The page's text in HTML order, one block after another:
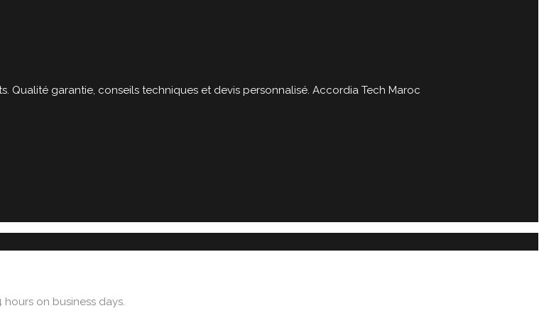
garantie, conseils techniques et devis personnalisé. Accordia Tech Maroc
on business days.